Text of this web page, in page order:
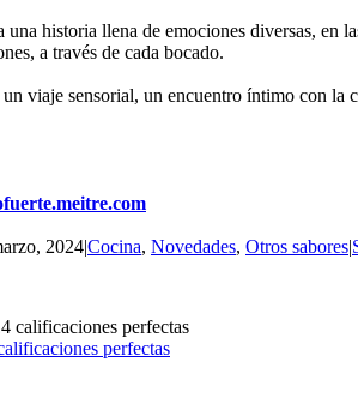
historia llena de emociones diversas,
a través de cada bocado.
un viaje sensorial, un encuentro íntimo con
2024|Cocina, Novedades, Otros sabores|
perfectas